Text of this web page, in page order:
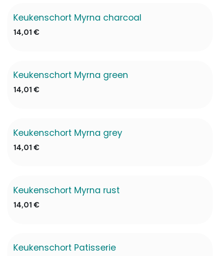
Keukenschort Myrna charcoal
14,01 €
✖ Niet op voorraad
Keukenschort Myrna green
14,01 €
Keukenschort Myrna grey
14,01 €
✖ Niet op voorraad
Keukenschort Myrna rust
14,01 €
✖ Niet op voorraad
Keukenschort Patisserie